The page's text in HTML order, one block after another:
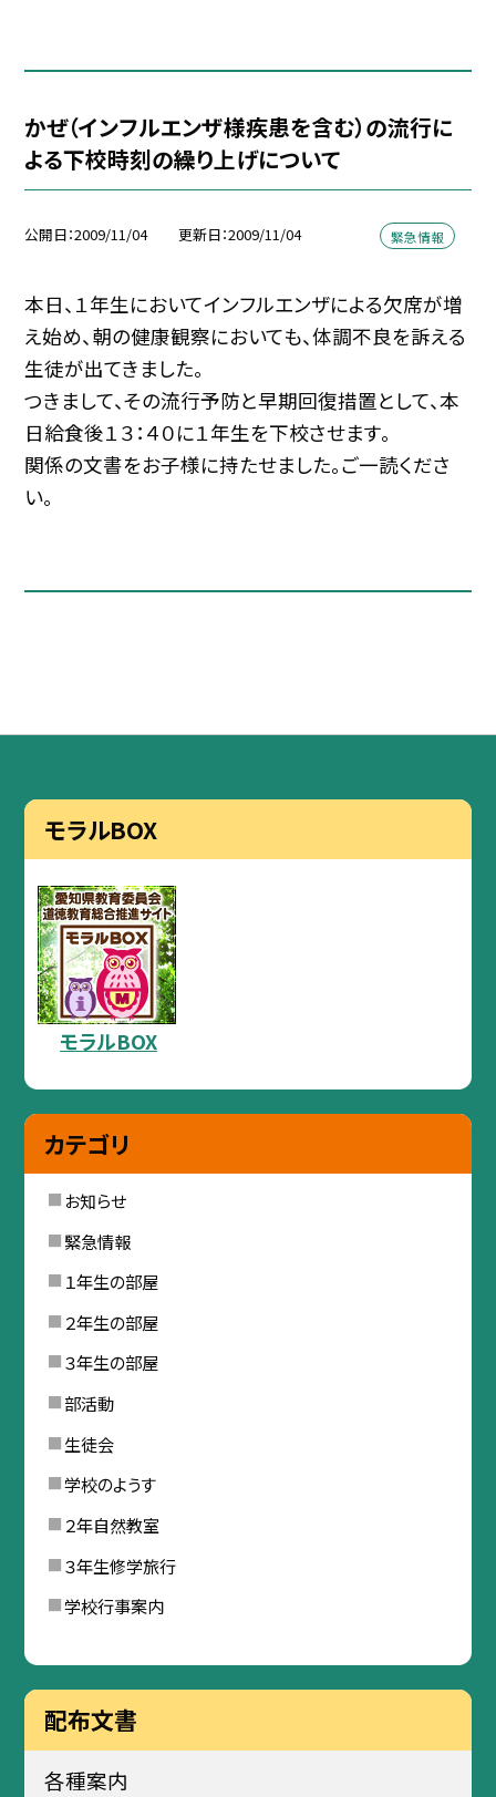
かぜ（インフルエンザ様疾患を含む）の流行に
よる下校時刻の繰り上げについて
公開日 2009/11/04 更新日 2009/11/04 緊急情報
本日、１年生においてインフルエンザによる欠席が増
え始め、朝の健康観察においても、体調不良を訴える
生徒が出てきました。
つきまして、その流行予防と早期回復措置として、本
日給食後１３：４０に１年生を下校させます。
関係の文書をお子様に持たせました。ご一読くださ
い。
モラルBOX
モラルBOX
カテゴリ
お知らせ
緊急情報
１年生の部屋
２年生の部屋
３年生の部屋
部活動
生徒会
学校のようす
２年自然教室
３年生修学旅行
学校行事案内
配布文書
各種案内